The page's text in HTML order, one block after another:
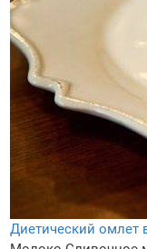
Диетический омлет